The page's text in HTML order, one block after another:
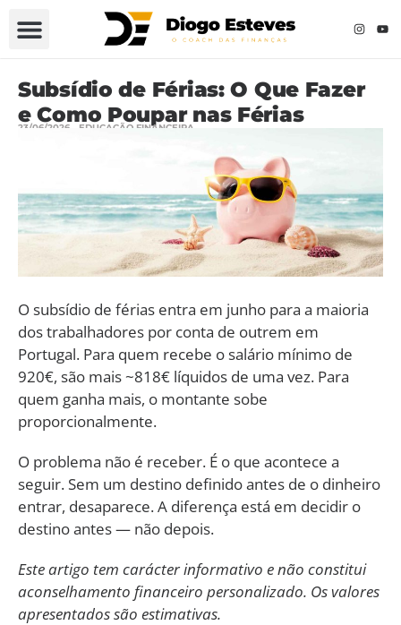
Subsídio de Férias: O Que Fazer
e Como Poupar nas Férias
23/06/2026 EDUCAÇÃO FINANCEIRA
O subsídio de férias entra em junho para a maioria
dos trabalhadores por conta de outrem em
Portugal. Para quem recebe o salário mínimo de
920€, são mais ~818€ líquidos de uma vez. Para
quem ganha mais, o montante sobe
proporcionalmente.
O problema não é receber. É o que acontece a
seguir. Sem um destino definido antes de o dinheiro
entrar, desaparece. A diferença está em decidir o
destino antes — não depois.
Este artigo tem carácter informativo e não constitui
aconselhamento financeiro personalizado. Os valores
apresentados são estimativas.